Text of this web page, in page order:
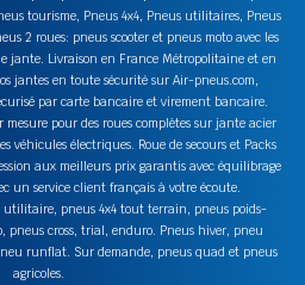
tourisme, Pneus 4x4, Pneus utilitaires, Pneus
2 roues: pneus scooter et pneus moto avec les
jante. Livraison en France Métropolitaine et en
jantes en toute sécurité sur Air-pneus.com,
par carte bancaire et virement bancaire.
mesure pour des roues complètes sur jante acier
électriques. Roue de secours et Packs
aux meilleurs prix garantis avec équilibrage
un service client français à votre écoute.
utilitaire, pneus 4x4 tout terrain, pneus poids-
pneus cross, trial, enduro. Pneus hiver, pneu
runflat. Sur demande, pneus quad et pneus
agricoles.